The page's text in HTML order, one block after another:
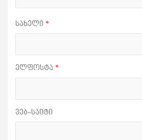
სახელი *
ელფოსტა *
ვებ-საიტი